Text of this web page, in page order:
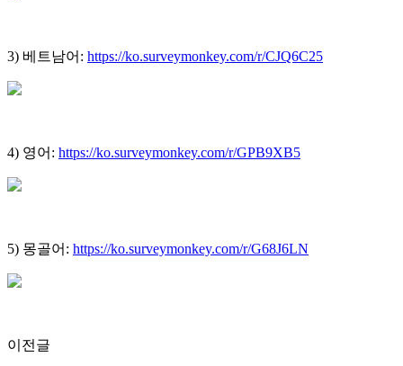
3) 베트남어: https://ko.surveymonkey.com/r/CJQ6C25
4) 영어: https://ko.surveymonkey.com/r/GPB9XB5
5) 몽골어: https://ko.surveymonkey.com/r/G68J6LN
이전글